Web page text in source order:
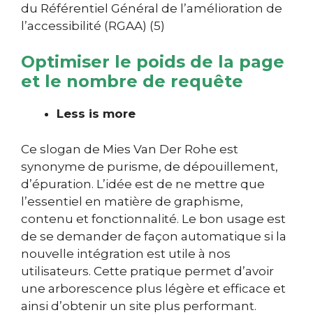
du Référentiel Général de l’amélioration de
l’accessibilité (RGAA) (5)
Optimiser le poids de la page
et le nombre de requête
Less is more
Ce slogan de Mies Van Der Rohe est
synonyme de purisme, de dépouillement,
d’épuration. L’idée est de ne mettre que
l’essentiel en matière de graphisme,
contenu et fonctionnalité. Le bon usage est
de se demander de façon automatique si la
nouvelle intégration est utile à nos
utilisateurs. Cette pratique permet d’avoir
une arborescence plus légère et efficace et
ainsi d’obtenir un site plus performant.